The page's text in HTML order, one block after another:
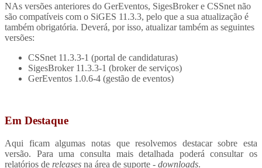
NAs versões anteriores do GerEventos, SigesBroker e CSSnet não
são compatíveis com o SiGES 11.3.3, pelo que a sua atualização é
também obrigatória. Deverá, por isso, atualizar também as seguintes
versões:
CSSnet 11.3.3-1 (portal de candidaturas)
SigesBroker 11.3.3-1 (broker de serviços)
GerEventos 1.0.6-4 (gestão de eventos)
Em Destaque
Aqui ficam algumas notas que resolvemos destacar sobre esta
versão. Para uma consulta mais detalhada poderá consultar os
relatórios de releases na área de suporte - downloads.